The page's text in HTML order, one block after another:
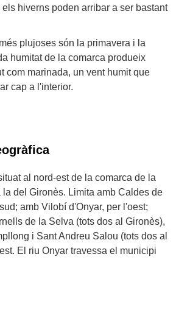
els hiverns poden arribar a ser bastant
plujoses són la primavera i la
humitat de la comarca produeix
com marinada, un vent humit que
cap a l'interior.
al nord-est de la comarca de la
la del Gironès. Limita amb Caldes de
amb Vilobí d'Onyar, per l'oest;
de la Selva (tots dos al Gironès),
i Sant Andreu Salou (tots dos al
El riu Onyar travessa el municipi